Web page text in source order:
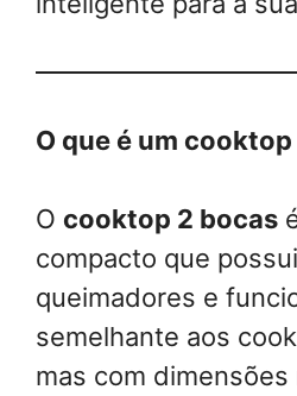
O que é um
O cooktop 2 bocas
compacto que
queimadores e
semelhante aos
mas com